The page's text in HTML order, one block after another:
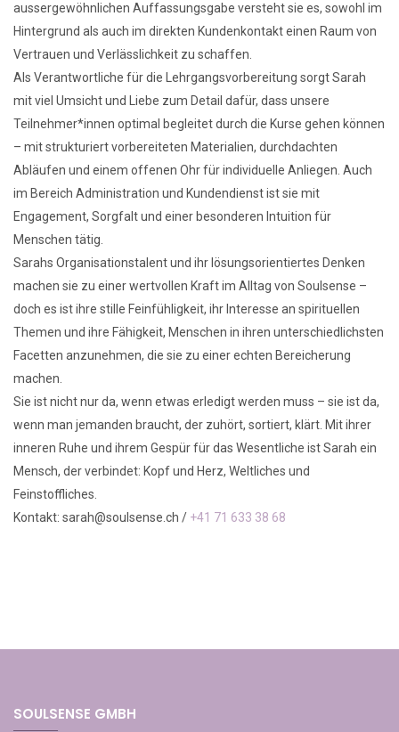
aussergewöhnlichen Auffassungsgabe versteht sie es, sowohl im
Hintergrund als auch im direkten Kundenkontakt einen Raum von
Vertrauen und Verlässlichkeit zu schaffen.
Als Verantwortliche für die Lehrgangsvorbereitung sorgt Sarah
mit viel Umsicht und Liebe zum Detail dafür, dass unsere
Teilnehmer*innen optimal begleitet durch die Kurse gehen können
– mit strukturiert vorbereiteten Materialien, durchdachten
Abläufen und einem offenen Ohr für individuelle Anliegen. Auch
im Bereich Administration und Kundendienst ist sie mit
Engagement, Sorgfalt und einer besonderen Intuition für
Menschen tätig.
Sarahs Organisationstalent und ihr lösungsorientiertes Denken
machen sie zu einer wertvollen Kraft im Alltag von Soulsense –
doch es ist ihre stille Feinfühligkeit, ihr Interesse an spirituellen
Themen und ihre Fähigkeit, Menschen in ihren unterschiedlichsten
Facetten anzunehmen, die sie zu einer echten Bereicherung
machen.
Sie ist nicht nur da, wenn etwas erledigt werden muss – sie ist da,
wenn man jemanden braucht, der zuhört, sortiert, klärt. Mit ihrer
inneren Ruhe und ihrem Gespür für das Wesentliche ist Sarah ein
Mensch, der verbindet: Kopf und Herz, Weltliches und
Feinstoffliches.
Kontakt: sarah@soulsense.ch / +41 71 633 38 68
SOULSENSE GMBH